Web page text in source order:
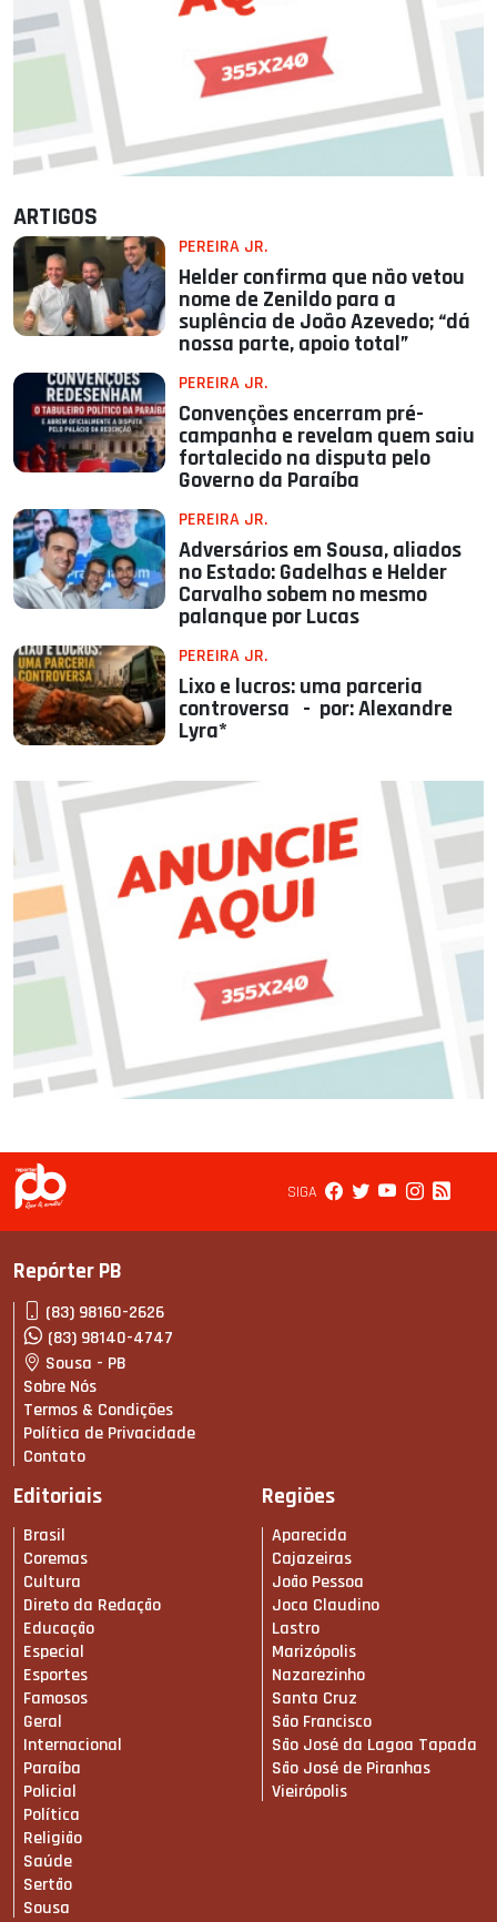
ARTIGOS
PEREIRA JR.
Helder confirma que não vetou
nome de Zenildo para a
suplência de João Azevedo; “dá
nossa parte, apoio total”
PEREIRA JR.
Convenções encerram pré-
campanha e revelam quem saiu
fortalecido na disputa pelo
Governo da Paraíba
PEREIRA JR.
Adversários em Sousa, aliados
no Estado: Gadelhas e Helder
Carvalho sobem no mesmo
palanque por Lucas
PEREIRA JR.
Lixo e lucros: uma parceria
controversa - por: Alexandre
Lyra*
SIGA
Repórter PB
(83) 98160-2626
(83) 98140-4747
Sousa - PB
Sobre Nós
Termos & Condições
Política de Privacidade
Contato
Editoriais
Brasil
Coremas
Cultura
Direto da Redação
Educação
Especial
Esportes
Famosos
Geral
Internacional
Paraíba
Policial
Política
Religião
Saúde
Sertão
Sousa
Regiões
Aparecida
Cajazeiras
João Pessoa
Joca Claudino
Lastro
Marizópolis
Nazarezinho
Santa Cruz
São Francisco
São José da Lagoa Tapada
São José de Piranhas
Vieirópolis